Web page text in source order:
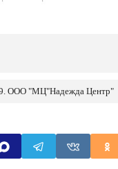
ООО "МЦ"Надежда Центр"